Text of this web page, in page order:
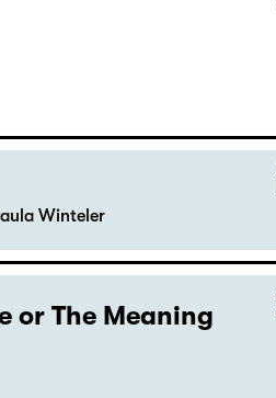
Winteler
or The Meaning